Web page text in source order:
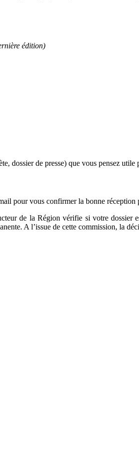
édition)
dossier de presse) que vous pensez utile
pour vous confirmer la bonne
de la Région vérifie si votre dossier
A l’issue de cette commission, la